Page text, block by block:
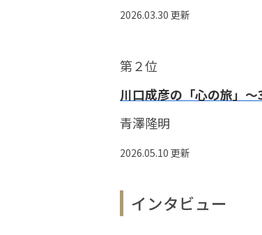
2026.03.30 更新
第２位
川口成彦の「心の旅」
青澤隆明
2026.05.10 更新
インタビュー